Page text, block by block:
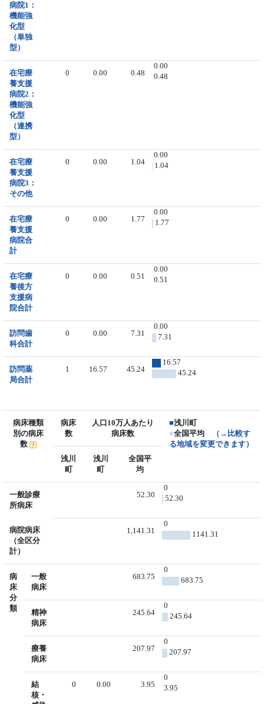
病院1：
機能強
化型
（単独
型）
在宅療
養支援
病院2：
機能強
化型
（連携
型）
0 0.00 0.48
0.00
0.48
在宅療
養支援
病院3：
その他
0 0.00 1.04
0.00
1.04
在宅療
養支援
病院合
計
0 0.00 1.77
0.00
1.77
在宅療
養後方
支援病
院合計
0 0.00 0.51
0.00
0.51
訪問歯
科合計
0 0.00 7.31
0.00
7.31
訪問薬
局合計
1 16.57 45.24
16.57
45.24
病床種類
別の病床
数
病床
数
人口10万人あたり
病床数
■浅川町
■全国平均
（→比較す
る地域を変更できます）
浅川
町
浅川
町
全国平
均
一般診療
所病床
52.30
0
52.30
病院病床
（全区分
計）
1,141.31
0
1141.31
病
床
分
類
一般
病床
683.75
0
683.75
精神
病床
245.64
0
245.64
療養
病床
207.97
0
207.97
結
核・
0 0.00 3.95
0
3.95